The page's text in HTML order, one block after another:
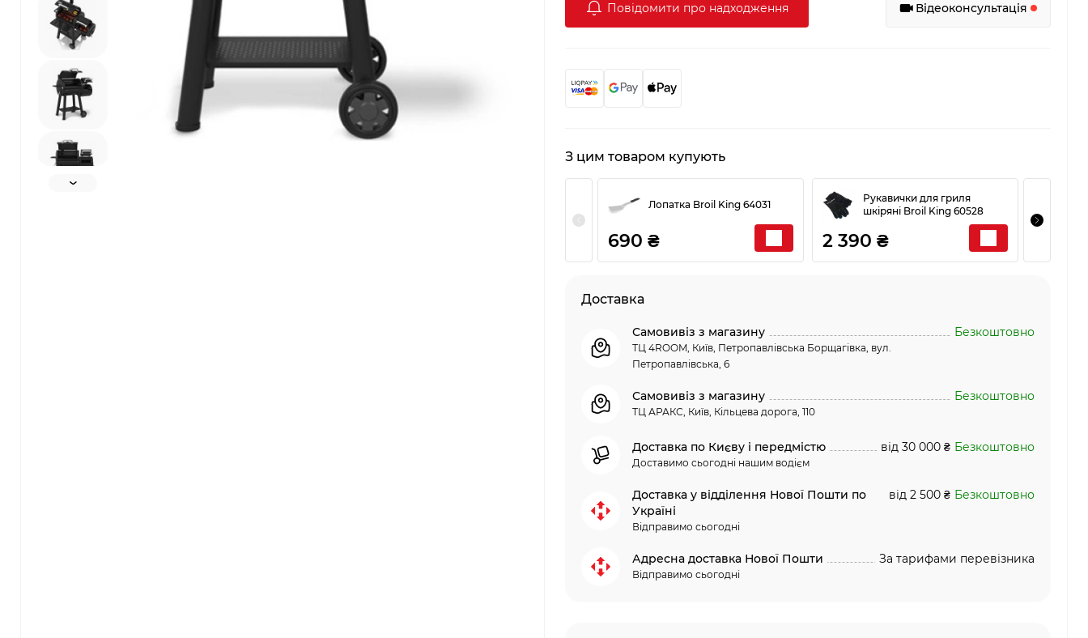
Повідомити про надходження Відеоконсультація
З цим товаром купують
Лопатка Broil King 64031
690 ₴
Рукавички для гриля
шкіряні Broil King 60528
2 390 ₴
Доставка
Самовивіз з магазину
ТЦ 4ROOM, Київ, Петропавлівська Борщагівка, вул.
Петропавлівська, 6
Безкоштовно
Самовивіз з магазину
ТЦ АРАКС, Київ, Кільцева дорога, 110
Безкоштовно
Доставка по Києву і передмістю
Доставимо сьогодні нашим водієм
від 30 000 ₴ Безкоштовно
Доставка у відділення Нової Пошти по
Україні
Відправимо сьогодні
від 2 500 ₴ Безкоштовно
Адресна доставка Нової Пошти
Відправимо сьогодні
За тарифами перевізника